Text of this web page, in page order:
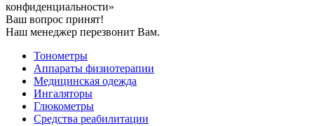
конфиденциальности»
Ваш вопрос принят!
Наш менеджер перезвонит Вам.
Тонометры
Аппараты физиотерапии
Медицинская одежда
Ингаляторы
Глюкометры
Средства реабилитации